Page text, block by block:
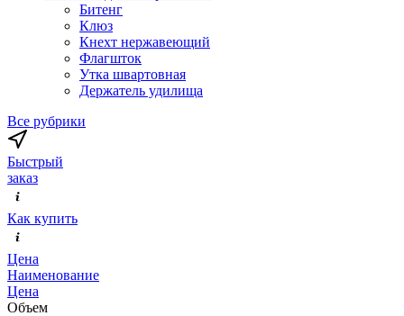
Битенг
Клюз
Кнехт нержавеющий
Флагшток
Утка швартовная
Держатель удилища
Все рубрики
Быстрый
заказ
Как купить
Цена
Наименование
Цена
Объем